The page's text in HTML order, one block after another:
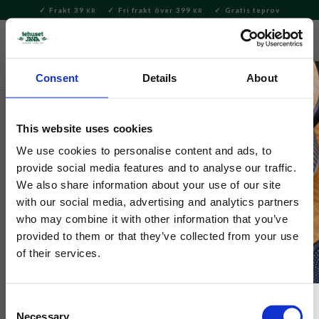
Consent Details About
This website uses cookies
We use cookies to personalise content and ads, to
provide social media features and to analyse our traffic.
We also share information about your use of our site
with our social media, advertising and analytics partners
who may combine it with other information that you’ve
provided to them or that they’ve collected from your use
of their services.
Necessary
Meny
Frakt 39 KR Fri frakt över 399 KR Gratis teprov
Delikatesser Kakor & Konfektyr
Tehuset Java
Tehuset Javas
Kardemummaskorpor
Sprödbakade skorpor med en klassiska smak av kardemumma.